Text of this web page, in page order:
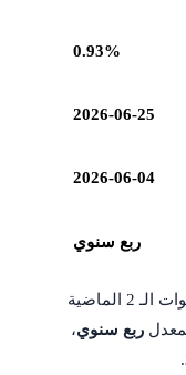
0.93%
2026-06-25
2026-06-04
ربع سنوي
على مدى السنوات الـ 2 الماضية
ربع سنوي،